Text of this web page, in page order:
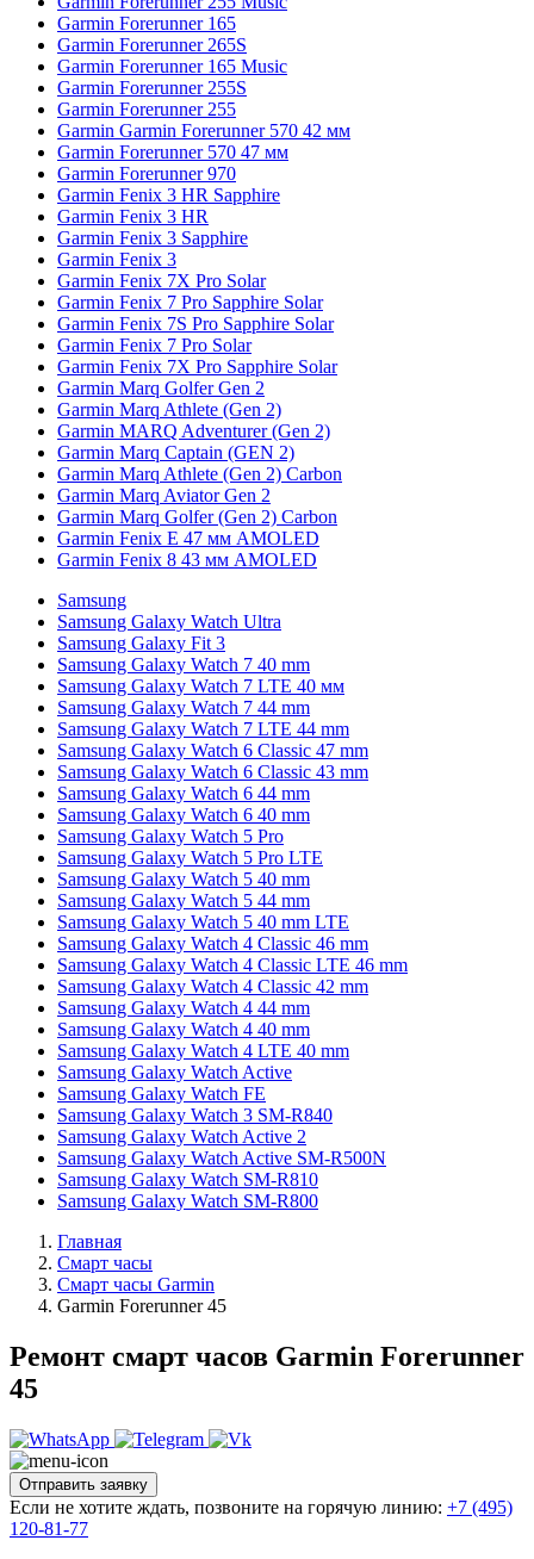
Garmin Forerunner 165
Garmin Forerunner 265S
Garmin Forerunner 165 Music
Garmin Forerunner 255S
Garmin Forerunner 255
Garmin Garmin Forerunner 570 42 мм
Garmin Forerunner 570 47 мм
Garmin Forerunner 970
Garmin Fenix 3 HR Sapphire
Garmin Fenix 3 HR
Garmin Fenix 3 Sapphire
Garmin Fenix 3
Garmin Fenix 7X Pro Solar
Garmin Fenix 7 Pro Sapphire Solar
Garmin Fenix 7S Pro Sapphire Solar
Garmin Fenix 7 Pro Solar
Garmin Fenix 7X Pro Sapphire Solar
Garmin Marq Golfer Gen 2
Garmin Marq Athlete (Gen 2)
Garmin MARQ Adventurer (Gen 2)
Garmin Marq Captain (GEN 2)
Garmin Marq Athlete (Gen 2) Carbon
Garmin Marq Aviator Gen 2
Garmin Marq Golfer (Gen 2) Carbon
Garmin Fenix E 47 мм AMOLED
Garmin Fenix 8 43 мм AMOLED
Samsung
Samsung Galaxy Watch Ultra
Samsung Galaxy Fit 3
Samsung Galaxy Watch 7 40 mm
Samsung Galaxy Watch 7 LTE 40 мм
Samsung Galaxy Watch 7 44 mm
Samsung Galaxy Watch 7 LTE 44 mm
Samsung Galaxy Watch 6 Classic 47 mm
Samsung Galaxy Watch 6 Classic 43 mm
Samsung Galaxy Watch 6 44 mm
Samsung Galaxy Watch 6 40 mm
Samsung Galaxy Watch 5 Pro
Samsung Galaxy Watch 5 Pro LTE
Samsung Galaxy Watch 5 40 mm
Samsung Galaxy Watch 5 44 mm
Samsung Galaxy Watch 5 40 mm LTE
Samsung Galaxy Watch 4 Classic 46 mm
Samsung Galaxy Watch 4 Classic LTE 46 mm
Samsung Galaxy Watch 4 Classic 42 mm
Samsung Galaxy Watch 4 44 mm
Samsung Galaxy Watch 4 40 mm
Samsung Galaxy Watch 4 LTE 40 mm
Samsung Galaxy Watch Active
Samsung Galaxy Watch FE
Samsung Galaxy Watch 3 SM-R840
Samsung Galaxy Watch Active 2
Samsung Galaxy Watch Active SM-R500N
Samsung Galaxy Watch SM-R810
Samsung Galaxy Watch SM-R800
Главная
Смарт часы
Смарт часы Garmin
Garmin Forerunner 45
Ремонт смарт часов Garmin Forerunner
45
Отправить заявку
Если не хотите ждать, позвоните на горячую линию: +7 (495)
120-81-77